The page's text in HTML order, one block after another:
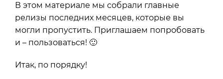
В этом материале мы собрали главные
релизы последних месяцев, которые вы
могли пропустить. Приглашаем попробовать
и – пользоваться! 🙂
Итак, по порядку!